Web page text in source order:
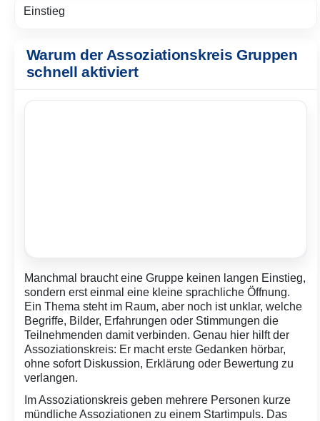
Einstieg
Warum der Assoziationskreis Gruppen
schnell aktiviert
Manchmal braucht eine Gruppe keinen langen Einstieg,
sondern erst einmal eine kleine sprachliche Öffnung.
Ein Thema steht im Raum, aber noch ist unklar, welche
Begriffe, Bilder, Erfahrungen oder Stimmungen die
Teilnehmenden damit verbinden. Genau hier hilft der
Assoziationskreis: Er macht erste Gedanken hörbar,
ohne sofort Diskussion, Erklärung oder Bewertung zu
verlangen.
Im Assoziationskreis geben mehrere Personen kurze
mündliche Assoziationen zu einem Startimpuls. Das